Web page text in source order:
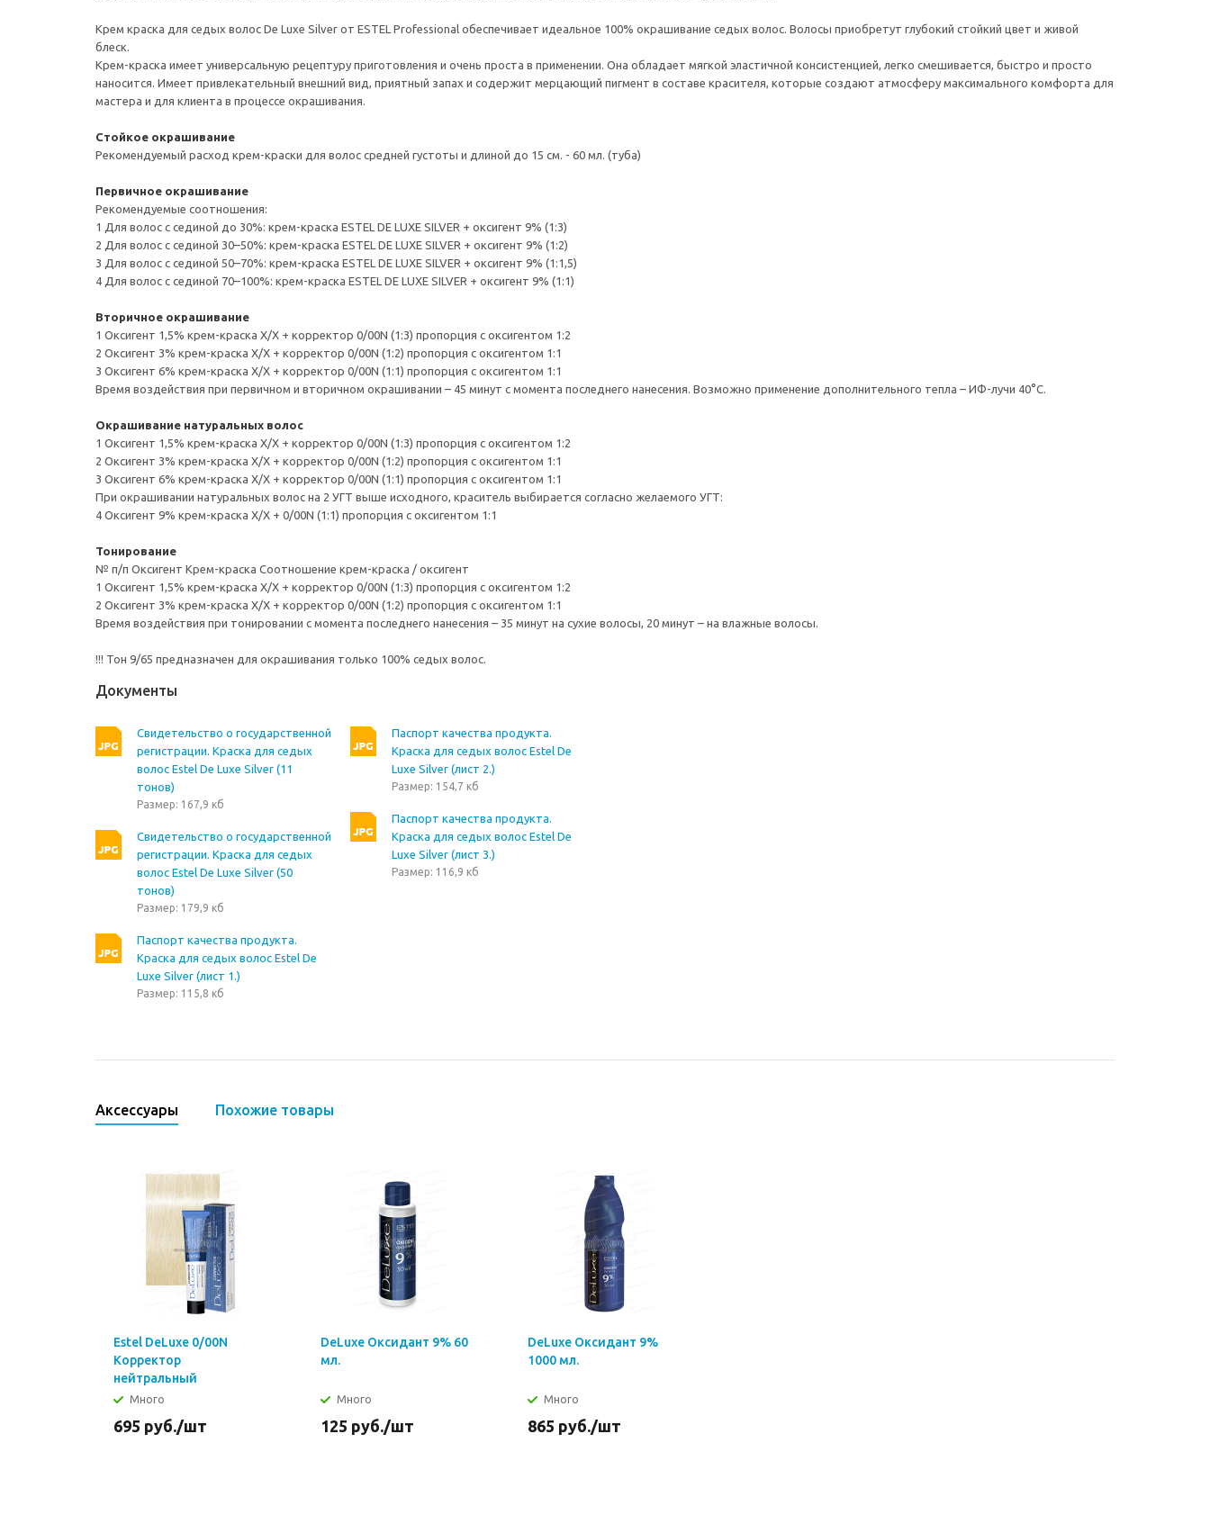
Крем краска для седых волос De Luxe Silver от ESTEL Professional обеспечивает идеальное 100% окрашивание седых волос. Волосы приобретут глубокий стойкий цвет и живой
блеск.
Крем-краска имеет универсальную рецептуру приготовления и очень проста в применении. Она обладает мягкой эластичной консистенцией, легко смешивается, быстро и просто
наносится. Имеет привлекательный внешний вид, приятный запах и содержит мерцающий пигмент в составе красителя, которые создают атмосферу максимального комфорта для
мастера и для клиента в процессе окрашивания.
Стойкое окрашивание
Рекомендуемый расход крем-краски для волос средней густоты и длиной до 15 см. - 60 мл. (туба)
Первичное окрашивание
Рекомендуемые соотношения:
1 Для волос с сединой до 30%: крем-краска ESTEL DE LUXE SILVER + оксигент 9% (1:3)
2 Для волос с сединой 30–50%: крем-краска ESTEL DE LUXE SILVER + оксигент 9% (1:2)
3 Для волос с сединой 50–70%: крем-краска ESTEL DE LUXE SILVER + оксигент 9% (1:1,5)
4 Для волос с сединой 70–100%: крем-краска ESTEL DE LUXE SILVER + оксигент 9% (1:1)
Вторичное окрашивание
1 Оксигент 1,5% крем-краска Х/Х + корректор 0/00N (1:3) пропорция с оксигентом 1:2
2 Оксигент 3% крем-краска Х/Х + корректор 0/00N (1:2) пропорция с оксигентом 1:1
3 Оксигент 6% крем-краска Х/Х + корректор 0/00N (1:1) пропорция с оксигентом 1:1
Время воздействия при первичном и вторичном окрашивании – 45 минут с момента последнего нанесения. Возможно применение дополнительного тепла – ИФ-лучи 40°С.
Окрашивание натуральных волос
1 Оксигент 1,5% крем-краска Х/Х + корректор 0/00N (1:3) пропорция с оксигентом 1:2
2 Оксигент 3% крем-краска Х/Х + корректор 0/00N (1:2) пропорция с оксигентом 1:1
3 Оксигент 6% крем-краска Х/Х + корректор 0/00N (1:1) пропорция с оксигентом 1:1
При окрашивании натуральных волос на 2 УГТ выше исходного, краситель выбирается согласно желаемого УГТ:
4 Оксигент 9% крем-краска Х/Х + 0/00N (1:1) пропорция с оксигентом 1:1
Тонирование
№ п/п Оксигент Крем-краска Соотношение крем-краска / оксигент
1 Оксигент 1,5% крем-краска Х/Х + корректор 0/00N (1:3) пропорция с оксигентом 1:2
2 Оксигент 3% крем-краска Х/Х + корректор 0/00N (1:2) пропорция с оксигентом 1:1
Время воздействия при тонировании с момента последнего нанесения – 35 минут на сухие волосы, 20 минут – на влажные волосы.
!!! Тон 9/65 предназначен для окрашивания только 100% седых волос.
Документы
Свидетельство о государственной
регистрации. Краска для седых
волос Estel De Luxe Silver (11
тонов)
Размер: 167,9 кб
Свидетельство о государственной
регистрации. Краска для седых
волос Estel De Luxe Silver (50
тонов)
Размер: 179,9 кб
Паспорт качества продукта.
Краска для седых волос Estel De
Luxe Silver (лист 1.)
Размер: 115,8 кб
Паспорт качества продукта.
Краска для седых волос Estel De
Luxe Silver (лист 2.)
Размер: 154,7 кб
Паспорт качества продукта.
Краска для седых волос Estel De
Luxe Silver (лист 3.)
Размер: 116,9 кб
Аксессуары Похожие товары
Estel DeLuxe 0/00N
Корректор
нейтральный
Много
695 руб./шт
DeLuxe Оксидант 9% 60
мл.
Много
125 руб./шт
DeLuxe Оксидант 9%
1000 мл.
Много
865 руб./шт